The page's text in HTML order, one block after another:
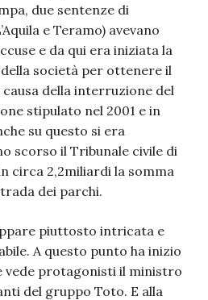
due sentenze di
e Teramo) avevano
e da qui era iniziata la
società per ottenere il
della interruzione del
stipulato nel 2001 e in
su questo si era
scorso il Tribunale civile di
circa 2,2miliardi la somma
dei parchi.
piuttosto intricata e
A questo punto ha inizio
vede protagonisti il ministro
del gruppo Toto. E alla